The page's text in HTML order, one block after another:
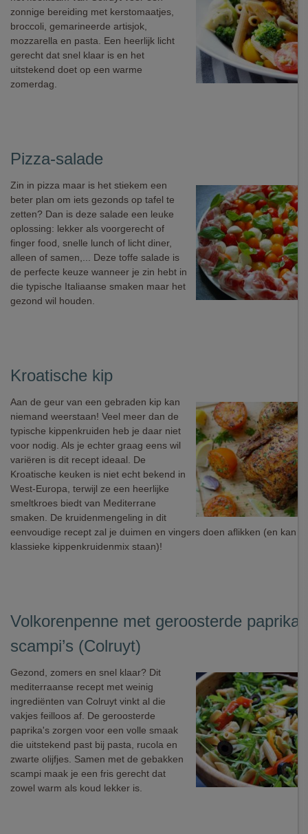
zonnige bereiding met kerstomaatjes,
broccoli, gemarineerde artisjok,
mozzarella en pasta. Een heerlijk licht
gerecht dat snel klaar is en het
uitstekend doet op een warme
zomerdag.
Pizza-salade
Zin in pizza maar is het stiekem een
beter plan om iets gezonds op tafel te
zetten? Dan is deze salade een leuke
oplossing: lekker als voorgerecht of
finger food, snelle lunch of licht diner,
alleen of samen,... Deze toffe salade is
de perfecte keuze wanneer je zin hebt in
die typische Italiaanse smaken maar het
gezond wil houden.
Kroatische kip
Aan de geur van een gebraden kip kan
niemand weerstaan! Veel meer dan de
typische kippenkruiden heb je daar niet
voor nodig. Als je echter graag eens wil
variëren is dit recept ideaal. De
Kroatische keuken is niet echt bekend in
West-Europa, terwijl ze een heerlijke
smeltkroes biedt van Mediterrane
smaken. De kruidenmengeling in dit
eenvoudige recept zal je duimen en vingers doen aflikken (en kan
klassieke kippenkruidenmix staan)!
Volkorenpenne met geroosterde paprika
scampi’s (Colruyt)
Gezond, zomers en snel klaar? Dit
mediterraanse recept met weinig
ingrediënten van Colruyt vinkt al die
vakjes feilloos af. De geroosterde
paprika's zorgen voor een volle smaak
die uitstekend past bij pasta, rucola en
zwarte olijfjes. Samen met de gebakken
scampi maak je een fris gerecht dat
zowel warm als koud lekker is.